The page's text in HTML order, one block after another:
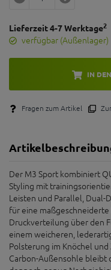
Lieferzeit 4-7 Werktage2
verfügbar (Außenlager)
IN
Fragen zum Artikel
Der M3 Sport kombiniert
Styling mit
Leisten und Parallel, Dual-
für eine
Druckverteilung über den
einem weicheren,
Polsterung im Knöchel
Carbon-Außensohle bleibt